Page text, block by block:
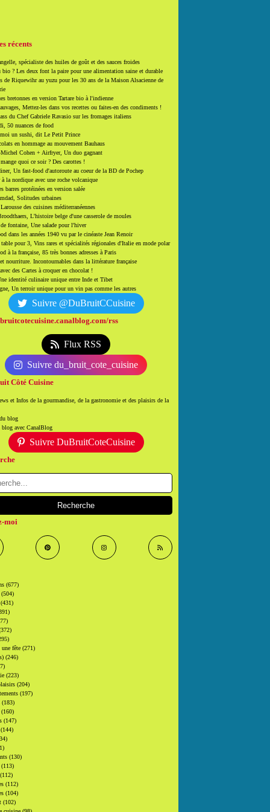
récents
spécialiste des huiles de goût et des sauces froides
bio ? Les deux font la paire pour une alimentation saine et durable
de Riquewihr au yuzu pour les 30 ans de la Maison Alsacienne de
bretonnes en version Tartare bio à l'indienne
Mettez-les dans vos recettes ou faites-en des condiments !
du Chef Gabriele Ravasio sur les fromages italiens
50 nuances de food
moi un sushi, dit Le Petit Prince
en hommage au mouvement Bauhaus
Michel Cohen + Airfryer, Un duo gagnant
quoi ce soir ? Des carottes !
Un fast-food d'autoroute au coeur de la BD de Pochep
la nordique avec une roche volcanique
barres protéinées en version salée
Solitudes urbaines
des cuisines méditerranéennes
L'histoire belge d'une casserole de moules
fontaine, Une salade pour l'hiver
dans les années 1940 vu par le cinéaste Jean Renoir
pour 3, Vins rares et spécialités régionales d'Italie en mode polar
à la française, 85 très bonnes adresses à Paris
nourriture. Incontournables dans la littérature française
des Cartes à croquer en chocolat !
identité culinaire unique entre Inde et Tibet
Un terroir unique pour un vin pas comme les autres
Suivre @DuBruitCCuisine
rss
Flux RSS
Suivre du_bruit_cote_cuisine
Côté Cuisine
et Infos de la gourmandise, de la gastronomie et des plaisirs de la
blog
blog avec CanalBlog
Suivre DuBruitCoteCuisine
moi
(677)
(504)
(431)
une fête (271)
(246)
(223)
(204)
(197)
(183)
(160)
(147)
(144)
(130)
(113)
(112)
(112)
(104)
(102)